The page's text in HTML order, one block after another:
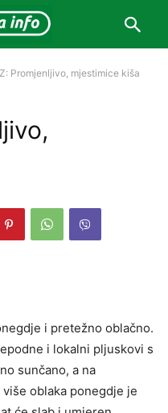
Promjenljivo, mjestimice kiša
i pretežno oblačno.
i lokalni pljuskovi s
sunčano, a na
oblaka ponegdje je